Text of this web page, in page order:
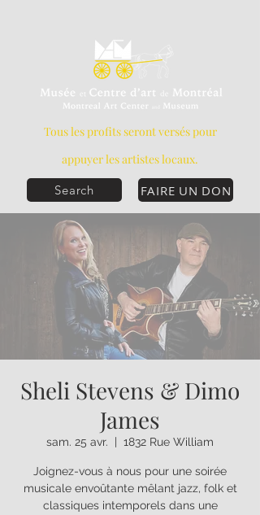
FAIRE UN DON
Tous les profits seront versés pour
appuyer les artistes locaux.
Search
Sheli Stevens & Dimo
James
sam. 25 avr. 1832 Rue William
Joignez-vous à nous pour une soirée
musicale envoûtante mêlant jazz, folk et
classiques intemporels dans une